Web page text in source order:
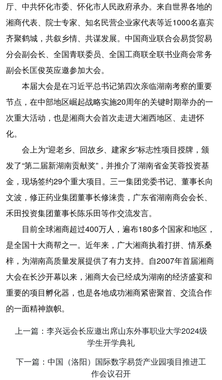
厅、中共怀化市委、怀化市人民政府承办。来自世界各地的
湘商代表、院士专家、知名民营企业家代表等近1000名嘉宾
齐聚鹤城，共叙乡情、共谋发展。中国商业联合会易货贸易
分会副会长、全国青联委员、全国工商联全联书业商会常务
副会长匡俊英应邀参加大会。
本届大会是在习近平总书记第四次亲临湖南考察的重要
节点，在中部地区崛起战略实施20周年的关键时期举办的一
次重大活动，也是湘商大会首次走进大湘西地区、走进怀
化。
会上为“迎老乡、回故乡、建家乡”标志性项目授牌，颁
发了“第二届新湖南贡献奖”，并推介了湖南省金芙蓉投资基
金，现场签约29个重大项目。三一集团党委书记、董事长向
文波，修正药业集团董事长修涞贵，广东省湖南商会会长、
禾田投资集团董事长陈乐田等作交流发言。
目前全球湘商超过400万人，遍布180多个国家和地区，
是全国十大商帮之一。近年来，广大湘商执着打拼、情系桑
梓，为湖南高质量发展提供了有力支持。自2007年首届湘商
大会在长沙开幕以来，湘商大会已经成为湖南的经济盛宴和
重要的项目孵化器，也是各地成功湘商紧密聚首、交流合作
的一面精神旗帜。
上一篇：李兴远会长应邀出席山东外事职业大学2024级
学生开学典礼
下一篇：中国（洛阳）国际数字易货产业园项目推进工
作会议召开